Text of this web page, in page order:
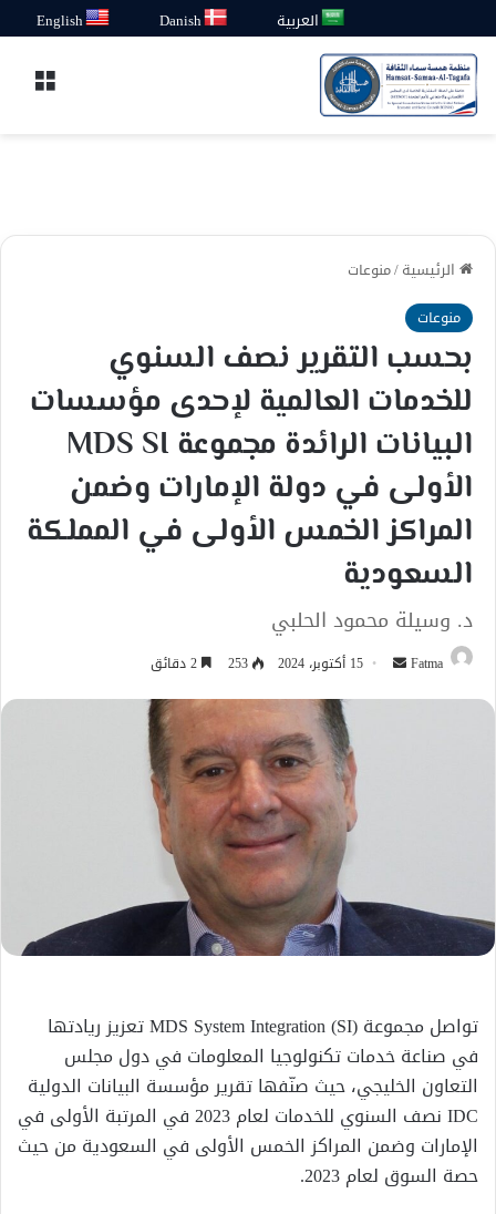
العربية Danish
English
الرئيسية/منوعات
منوعات
بحسب التقرير نصف السنوي
للخدمات العالمية لإحدى مؤسسات
البيانات الرائدة مجموعة MDS SI
الأولى في دولة الإمارات وضمن
المراكز الخمس الأولى في المملكة
السعودية
د. وسيلة محمود الحلبي
Fatma
أرسل 15 أكتوبر، 2024 253
تواصل مجموعة MDS System Integration (SI) تعزيز ريادتها
في صناعة خدمات تكنولوجيا المعلومات في دول مجلس
التعاون الخليجي، حيث صنّفها تقرير مؤسسة البيانات الدولية
IDC نصف السنوي للخدمات لعام 2023 في المرتبة الأولى في
الإمارات وضمن المراكز الخمس الأولى في السعودية من حيث
حصة السوق لعام 2023.